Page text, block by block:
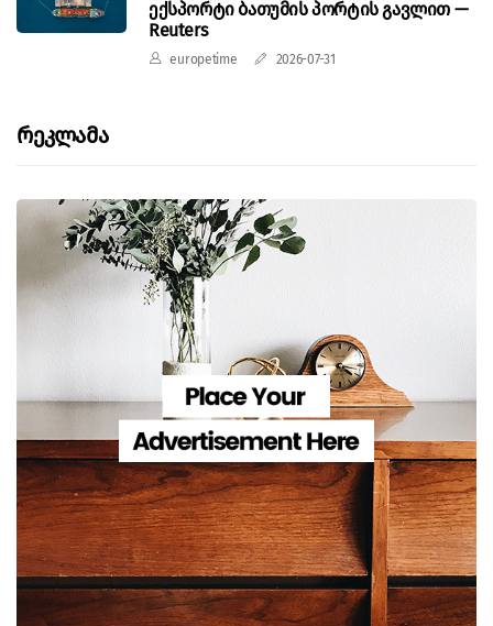
ექსპორტი ბათუმის პორტის გავლით —
Reuters
europetime 2026-07-31
Რეკლამა